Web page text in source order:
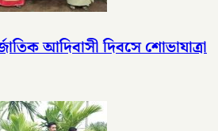
আদিবাসী দিবসে শোভাযাত্রা